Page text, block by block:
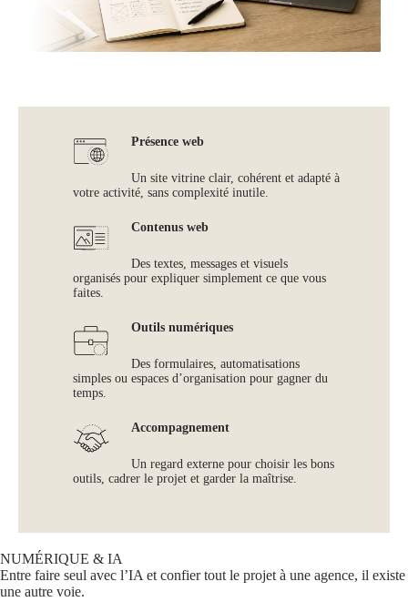
Présence web
Un site vitrine clair, cohérent et adapté à
votre activité, sans complexité inutile.
Contenus web
Des textes, messages et visuels
organisés pour expliquer simplement ce que vous
faites.
Outils numériques
Des formulaires, automatisations
simples ou espaces d’organisation pour gagner du
temps.
Accompagnement
Un regard externe pour choisir les bons
outils, cadrer le projet et garder la maîtrise.
NUMÉRIQUE & IA
Entre faire seul avec l’IA et confier tout le projet à une agence, il existe
une autre voie.